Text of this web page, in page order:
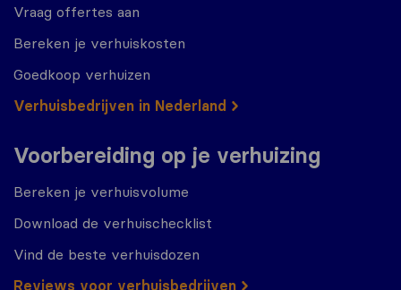
Vraag offertes aan
Bereken je verhuiskosten
Goedkoop verhuizen
Verhuisbedrijven in Nederland
Voorbereiding op je verhuizing
Bereken je verhuisvolume
Download de verhuischecklist
Vind de beste verhuisdozen
Reviews voor verhuisbedrijven